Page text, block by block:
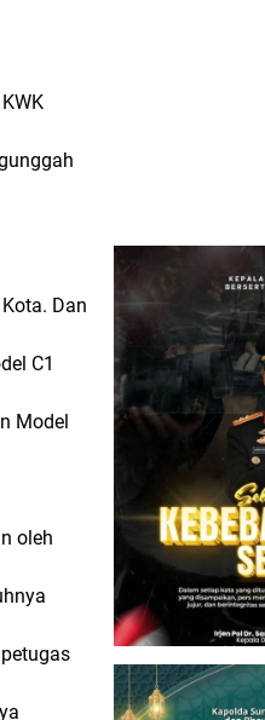
Dan
C1
Model
oleh